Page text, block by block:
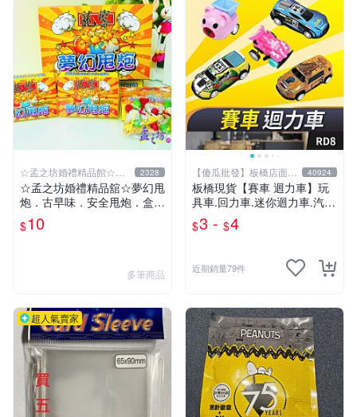
☆孟之坊婚禮精品館☆超
商取貨付款
2328
☆孟之坊婚禮精品舘☆夢幻甩
炮．古早味．安全甩炮．盒裝
甩炮 ．懷舊童玩 ．整人玩具
$10
多筆商品
【傻瓜批發】板橋店面-
平板電腦
40924
板橋現貨【賽車 迴力車】玩
具車.回力車.迷你迴力車.汽車
玩具.可愛玩具.兒童禮物.回力
車玩具【傻瓜批發】RD8
$3 - $4
近期銷量79件
超人氣賣家